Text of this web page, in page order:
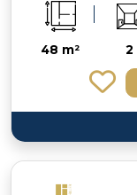
48 m² 2